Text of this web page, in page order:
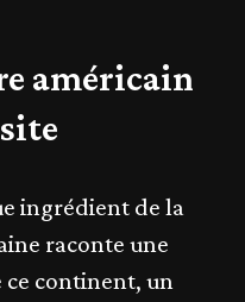
américain
ingrédient de la
raconte une
ce continent, un